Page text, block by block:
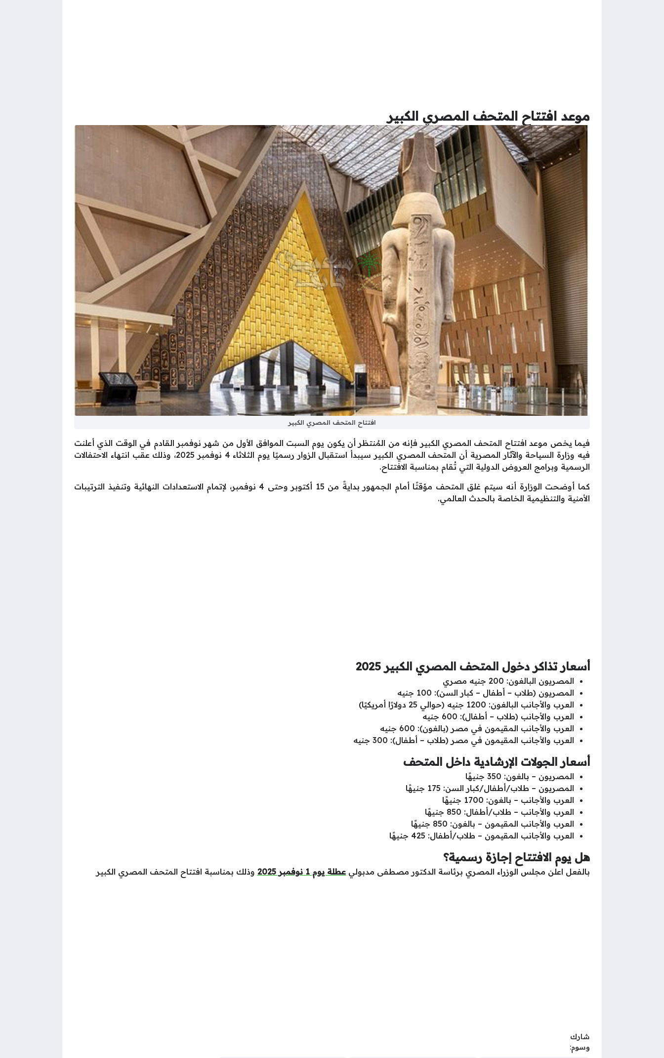
موعد افتتاح المتحف المصري الكبير
افتتاح المتحف المصري الكبير
فيما يخص موعد افتتاح المتحف المصري الكبير فإنه من المُنتظر أن يكون يوم السبت الموافق الأول من شهر نوفمبر القادم في الوقت الذي أعلنت
فيه وزارة السياحة والآثار المصرية أن المتحف المصري الكبير سيبدأ استقبال الزوار رسميًا يوم الثلاثاء 4 نوفمبر 2025، وذلك عقب انتهاء الاحتفالات
الرسمية وبرامج العروض الدولية التي تُقام بمناسبة الافتتاح.
كما أوضحت الوزارة أنه سيتم غلق المتحف مؤقتًا أمام الجمهور بدايةً من 15 أكتوبر وحتى 4 نوفمبر، لإتمام الاستعدادات النهائية وتنفيذ الترتيبات
الأمنية والتنظيمية الخاصة بالحدث العالمي.
أسعار تذاكر دخول المتحف المصري الكبير 2025
المصريون البالغون: 200 جنيه مصري
المصريون (طلاب – أطفال – كبار السن): 100 جنيه
العرب والأجانب البالغون: 1200 جنيه (حوالي 25 دولارًا أمريكيًا)
العرب والأجانب (طلاب – أطفال): 600 جنيه
العرب والأجانب المقيمون في مصر (بالغون): 600 جنيه
العرب والأجانب المقيمون في مصر (طلاب – أطفال): 300 جنيه
أسعار الجولات الإرشادية داخل المتحف
المصريون – بالغون: 350 جنيهًا
المصريون – طلاب/أطفال/كبار السن: 175 جنيهًا
العرب والأجانب – بالغون: 1700 جنيهًا
العرب والأجانب – طلاب/أطفال: 850 جنيهًا
العرب والأجانب المقيمون – بالغون: 850 جنيهًا
العرب والأجانب المقيمون – طلاب/أطفال: 425 جنيهًا
هل يوم الافتتاح إجازة رسمية؟
بالفعل اعلن مجلس الوزراء المصري برئاسة الدكتور مصطفى مدبولي عطلة يوم 1 نوفمبر 2025 وذلك بمناسبة افتتاح المتحف المصري الكبير
شارك
وسوم: